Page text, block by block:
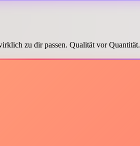
zu dir passen. Qualität vor Quantität.